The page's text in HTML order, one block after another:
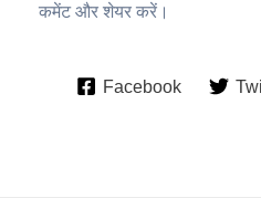
कमेंट और शेयर करें।
Facebook